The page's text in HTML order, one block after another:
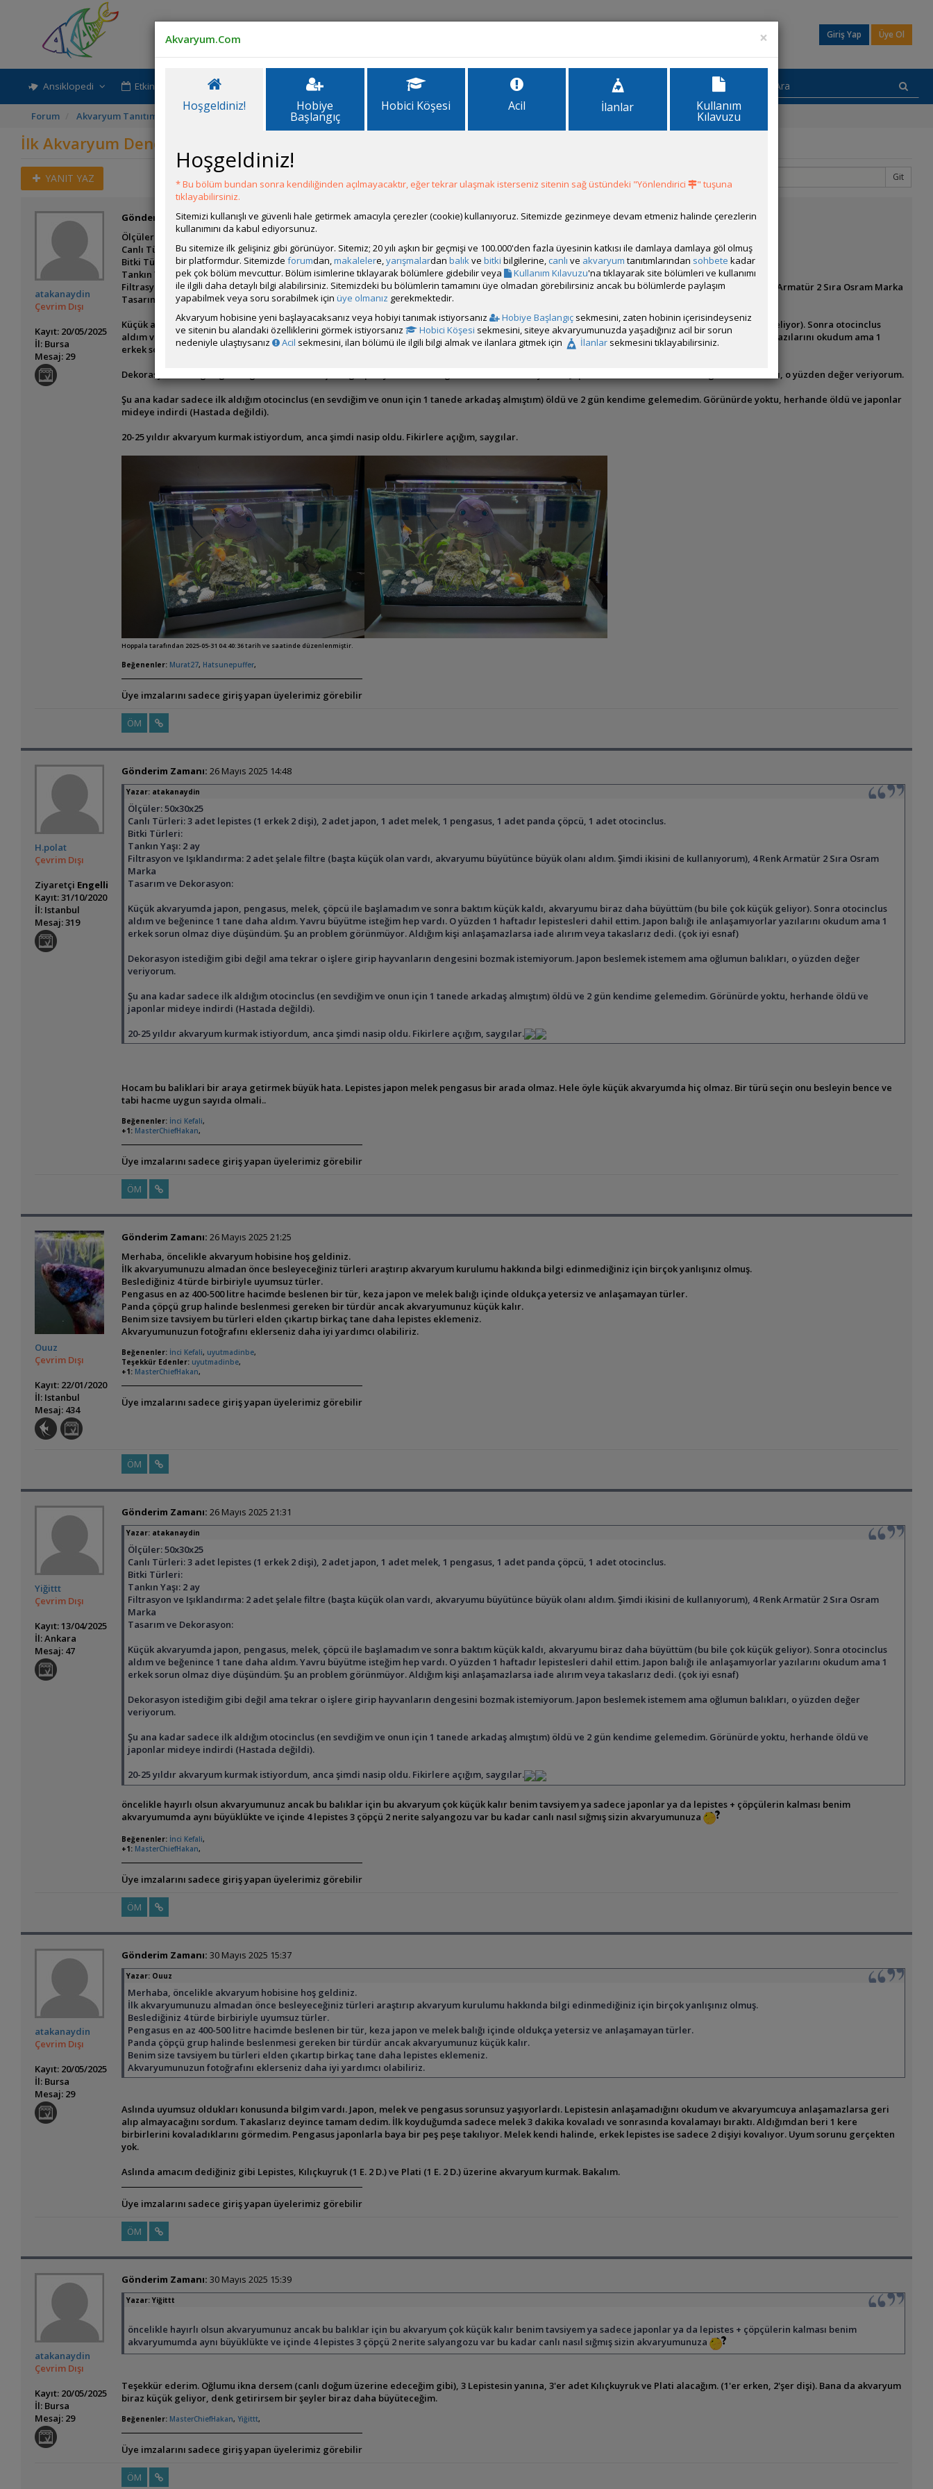
Giriş Yap Üye Ol
Ansiklopedi Etkinlik-Paylaşım İlanlar Forum
Forum Akvaryum Tanıtımı İlk Akvaryum Deneyimim
İlk Akvaryum Deneyimim
YANIT YAZ Git
atakanaydin
Çevrim Dışı
Kayıt: 20/05/2025
İl: Bursa
Mesaj: 29
Gönderim Zamanı: 26 Mayıs 2025 13:18
Ölçüler: 50x30x25
Canlı Türleri: 3 adet lepistes (1 erkek 2 dişi), 2 adet japon, 1 adet melek, 1 pengasus, 1 adet panda çöpcü, 1 adet otocinclus.
Bitki Türleri:
Tankın Yaşı: 2 ay
Filtrasyon ve Işıklandırma: 2 adet şelale filtre (başta küçük olan vardı, akvaryumu büyütünce büyük olanı aldım. Şimdi ikisini de kullanıyorum), 4 Renk Armatür 2 Sıra Osram Marka
Tasarım ve Dekorasyon:
Küçük akvaryumda japon, pengasus, melek, çöpcü ile başlamadım ve sonra baktım küçük kaldı, akvaryumu biraz daha büyüttüm (bu bile çok küçük geliyor). Sonra otocinclus
aldım ve beğenince 1 tane daha aldım. Yavru büyütme isteğim hep vardı. O yüzden 1 haftadır lepistesleri dahil ettim. Japon balığı ile anlaşamıyorlar yazılarını okudum ama 1
erkek sorun olmaz diye düşündüm. Şu an problem görünmüyor. Aldığım kişi anlaşamazlarsa iade alırım veya takaslarız dedi. (çok iyi esnaf)
Dekorasyon istediğim gibi değil ama tekrar o işlere girip hayvanların dengesini bozmak istemiyorum. Japon beslemek istemem ama oğlumun balıkları, o yüzden değer veriyorum.
Şu ana kadar sadece ilk aldığım otocinclus (en sevdiğim ve onun için 1 tanede arkadaş almıştım) öldü ve 2 gün kendime gelemedim. Görünürde yoktu, herhande öldü ve japonlar
mideye indirdi (Hastada değildi).
20-25 yıldır akvaryum kurmak istiyordum, anca şimdi nasip oldu. Fikirlere açığım, saygılar.
Hoppala tarafından 2025-05-31 04:40:36 tarih ve saatinde düzenlenmiştir.
Beğenenler: Murat27, Hatsunepuffer,
Üye imzalarını sadece giriş yapan üyelerimiz görebilir
ÖM
H.polat
Çevrim Dışı
Ziyaretçi Engelli
Kayıt: 31/10/2020
İl: Istanbul
Mesaj: 319
Gönderim Zamanı: 26 Mayıs 2025 14:48
Yazar: atakanaydin
Ölçüler: 50x30x25
Canlı Türleri: 3 adet lepistes (1 erkek 2 dişi), 2 adet japon, 1 adet melek, 1 pengasus, 1 adet panda çöpcü, 1 adet otocinclus.
Bitki Türleri:
Tankın Yaşı: 2 ay
Filtrasyon ve Işıklandırma: 2 adet şelale filtre (başta küçük olan vardı, akvaryumu büyütünce büyük olanı aldım. Şimdi ikisini de kullanıyorum), 4 Renk Armatür 2 Sıra Osram
Marka
Tasarım ve Dekorasyon:
Küçük akvaryumda japon, pengasus, melek, çöpcü ile başlamadım ve sonra baktım küçük kaldı, akvaryumu biraz daha büyüttüm (bu bile çok küçük geliyor). Sonra otocinclus
aldım ve beğenince 1 tane daha aldım. Yavru büyütme isteğim hep vardı. O yüzden 1 haftadır lepistesleri dahil ettim. Japon balığı ile anlaşamıyorlar yazılarını okudum ama 1
erkek sorun olmaz diye düşündüm. Şu an problem görünmüyor. Aldığım kişi anlaşamazlarsa iade alırım veya takaslarız dedi. (çok iyi esnaf)
Dekorasyon istediğim gibi değil ama tekrar o işlere girip hayvanların dengesini bozmak istemiyorum. Japon beslemek istemem ama oğlumun balıkları, o yüzden değer
veriyorum.
Şu ana kadar sadece ilk aldığım otocinclus (en sevdiğim ve onun için 1 tanede arkadaş almıştım) öldü ve 2 gün kendime gelemedim. Görünürde yoktu, herhande öldü ve
japonlar mideye indirdi (Hastada değildi).
20-25 yıldır akvaryum kurmak istiyordum, anca şimdi nasip oldu. Fikirlere açığım, saygılar.
Hocam bu baliklari bir araya getirmek büyük hata. Lepistes japon melek pengasus bir arada olmaz. Hele öyle küçük akvaryumda hiç olmaz. Bir türü seçin onu besleyin bence ve
tabi hacme uygun sayıda olmali..
Beğenenler: İnci Kefali,
+1: MasterChiefHakan,
Üye imzalarını sadece giriş yapan üyelerimiz görebilir
ÖM
Ouuz
Çevrim Dışı
Kayıt: 22/01/2020
İl: Istanbul
Mesaj: 434
Gönderim Zamanı: 26 Mayıs 2025 21:25
Merhaba, öncelikle akvaryum hobisine hoş geldiniz.
İlk akvaryumunuzu almadan önce besleyeceğiniz türleri araştırıp akvaryum kurulumu hakkında bilgi edinmediğiniz için birçok yanlışınız olmuş.
Beslediğiniz 4 türde birbiriyle uyumsuz türler.
Pengasus en az 400-500 litre hacimde beslenen bir tür, keza japon ve melek balığı içinde oldukça yetersiz ve anlaşamayan türler.
Panda çöpçü grup halinde beslenmesi gereken bir türdür ancak akvaryumunuz küçük kalır.
Benim size tavsiyem bu türleri elden çıkartıp birkaç tane daha lepistes eklemeniz.
Akvaryumunuzun fotoğrafını eklerseniz daha iyi yardımcı olabiliriz.
Beğenenler: İnci Kefali, uyutmadinbe,
Teşekkür Edenler: uyutmadinbe,
+1: MasterChiefHakan,
Üye imzalarını sadece giriş yapan üyelerimiz görebilir
ÖM
Yiğittt
Çevrim Dışı
Kayıt: 13/04/2025
İl: Ankara
Mesaj: 47
Gönderim Zamanı: 26 Mayıs 2025 21:31
Yazar: atakanaydin
Ölçüler: 50x30x25
Canlı Türleri: 3 adet lepistes (1 erkek 2 dişi), 2 adet japon, 1 adet melek, 1 pengasus, 1 adet panda çöpcü, 1 adet otocinclus.
Bitki Türleri:
Tankın Yaşı: 2 ay
Filtrasyon ve Işıklandırma: 2 adet şelale filtre (başta küçük olan vardı, akvaryumu büyütünce büyük olanı aldım. Şimdi ikisini de kullanıyorum), 4 Renk Armatür 2 Sıra Osram
Marka
Tasarım ve Dekorasyon:
Küçük akvaryumda japon, pengasus, melek, çöpcü ile başlamadım ve sonra baktım küçük kaldı, akvaryumu biraz daha büyüttüm (bu bile çok küçük geliyor). Sonra otocinclus
aldım ve beğenince 1 tane daha aldım. Yavru büyütme isteğim hep vardı. O yüzden 1 haftadır lepistesleri dahil ettim. Japon balığı ile anlaşamıyorlar yazılarını okudum ama 1
erkek sorun olmaz diye düşündüm. Şu an problem görünmüyor. Aldığım kişi anlaşamazlarsa iade alırım veya takaslarız dedi. (çok iyi esnaf)
Dekorasyon istediğim gibi değil ama tekrar o işlere girip hayvanların dengesini bozmak istemiyorum. Japon beslemek istemem ama oğlumun balıkları, o yüzden değer
veriyorum.
Şu ana kadar sadece ilk aldığım otocinclus (en sevdiğim ve onun için 1 tanede arkadaş almıştım) öldü ve 2 gün kendime gelemedim. Görünürde yoktu, herhande öldü ve
japonlar mideye indirdi (Hastada değildi).
20-25 yıldır akvaryum kurmak istiyordum, anca şimdi nasip oldu. Fikirlere açığım, saygılar.
öncelikle hayırlı olsun akvaryumunuz ancak bu balıklar için bu akvaryum çok küçük kalır benim tavsiyem ya sadece japonlar ya da lepistes + çöpçülerin kalması benim
akvaryumumda aynı büyüklükte ve içinde 4 lepistes 3 çöpçü 2 nerite salyangozu var bu kadar canlı nasıl sığmış sizin akvaryumunuza
Beğenenler: İnci Kefali,
+1: MasterChiefHakan,
Üye imzalarını sadece giriş yapan üyelerimiz görebilir
ÖM
atakanaydin
Çevrim Dışı
Kayıt: 20/05/2025
İl: Bursa
Mesaj: 29
Gönderim Zamanı: 30 Mayıs 2025 15:37
Yazar: Ouuz
Merhaba, öncelikle akvaryum hobisine hoş geldiniz.
İlk akvaryumunuzu almadan önce besleyeceğiniz türleri araştırıp akvaryum kurulumu hakkında bilgi edinmediğiniz için birçok yanlışınız olmuş.
Beslediğiniz 4 türde birbiriyle uyumsuz türler.
Pengasus en az 400-500 litre hacimde beslenen bir tür, keza japon ve melek balığı içinde oldukça yetersiz ve anlaşamayan türler.
Panda çöpçü grup halinde beslenmesi gereken bir türdür ancak akvaryumunuz küçük kalır.
Benim size tavsiyem bu türleri elden çıkartıp birkaç tane daha lepistes eklemeniz.
Akvaryumunuzun fotoğrafını eklerseniz daha iyi yardımcı olabiliriz.
Aslında uyumsuz oldukları konusunda bilgim vardı. Japon, melek ve pengasus sorunsuz yaşıyorlardı. Lepistesin anlaşamadığını okudum ve akvaryumcuya anlaşamazlarsa geri
alıp almayacağını sordum. Takaslarız deyince tamam dedim. İlk koyduğumda sadece melek 3 dakika kovaladı ve sonrasında kovalamayı bıraktı. Aldığımdan beri 1 kere
birbirlerini kovaladıklarını görmedim. Pengasus japonlarla baya bir peş peşe takılıyor. Melek kendi halinde, erkek lepistes ise sadece 2 dişiyi kovalıyor. Uyum sorunu gerçekten
yok.
Aslında amacım dediğiniz gibi Lepistes, Kılıçkuyruk (1 E. 2 D.) ve Plati (1 E. 2 D.) üzerine akvaryum kurmak. Bakalım.
Üye imzalarını sadece giriş yapan üyelerimiz görebilir
ÖM
atakanaydin
Çevrim Dışı
Kayıt: 20/05/2025
İl: Bursa
Mesaj: 29
Gönderim Zamanı: 30 Mayıs 2025 15:39
Yazar:Yiğittt
öncelikle hayırlı olsun akvaryumunuz ancak bu balıklar için bu akvaryum çok küçük kalır benim tavsiyem ya sadece japonlar ya da lepistes + çöpçülerin kalması benim
akvaryumumda aynı büyüklükte ve içinde 4 lepistes 3 çöpçü 2 nerite salyangozu var bu kadar canlı nasıl sığmış sizin akvaryumunuza
Teşekkür ederim. Oğlumu ikna dersem (canlı doğum üzerine edeceğim gibi), 3 Lepistesin yanına, 3'er adet Kılıçkuyruk ve Plati alacağım. (1'er erken, 2'şer dişi). Bana da akvaryum
biraz küçük geliyor, denk getirirsem bir şeyler biraz daha büyüteceğim.
Beğenenler: MasterChiefHakan,Yiğittt,
Üye imzalarını sadece giriş yapan üyelerimiz görebilir
ÖM
×
Akvaryum.Com
Hoşgeldiniz! Hobiye
Başlangıç
Hobici Köşesi Acil İlanlar Kullanım
Kılavuzu
Hoşgeldiniz!
* Bu bölüm bundan sonra kendiliğinden açılmayacaktır, eğer tekrar ulaşmak isterseniz sitenin sağ üstündeki "Yönlendirici
" tuşuna
tıklayabilirsiniz.
Sitemizi kullanışlı ve güvenli hale getirmek amacıyla çerezler (cookie) kullanıyoruz. Sitemizde gezinmeye devam etmeniz halinde çerezlerin
kullanımını da kabul ediyorsunuz.
Bu sitemize ilk gelişiniz gibi görünüyor. Sitemiz; 20 yılı aşkın bir geçmişi ve 100.000'den fazla üyesinin katkısı ile damlaya damlaya göl olmuş
bir platformdur. Sitemizde forumdan,makalelere,yarışmalardan balıkve bitki bilgilerine, canlı ve akvaryum tanıtımlarından sohbete kadar
pek çok bölüm mevcuttur. Bölüm isimlerine tıklayarak bölümlere gidebilir veya
Kullanım Kılavuzu'na tıklayarak site bölümleri ve kullanımı
ile ilgili daha detaylı bilgi alabilirsiniz. Sitemizdeki bu bölümlerin tamamını üye olmadan görebilirsiniz ancak bu bölümlerde paylaşım
yapabilmek veya soru sorabilmek için üye olmanız gerekmektedir.
Akvaryum hobisine yeni başlayacaksanız veya hobiyi tanımak istiyorsanız
Hobiye Başlangıç sekmesini, zaten hobinin içerisindeyseniz
ve sitenin bu alandaki özelliklerini görmek istiyorsanız
Hobici Köşesi sekmesini, siteye akvaryumunuzda yaşadığınız acil bir sorun
nedeniyle ulaştıysanız
Acil sekmesini, ilan bölümü ile ilgili bilgi almak ve ilanlara gitmek için İlanlar sekmesini tıklayabilirsiniz.